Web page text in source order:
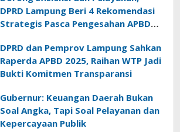
DPRD Lampung Beri 4 Rekomendasi
Strategis Pasca Pengesahan APBD
DPRD dan Pemprov Lampung Sahkan
Raperda APBD 2025, Raihan WTP Jadi
Bukti Komitmen Transparansi
Gubernur: Keuangan Daerah Bukan
Soal Angka, Tapi Soal Pelayanan dan
Kepercayaan Publik